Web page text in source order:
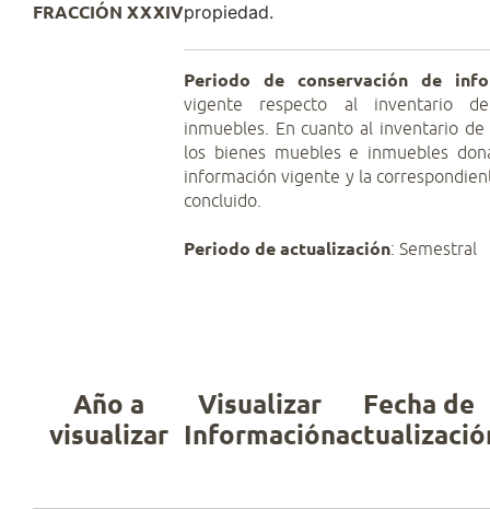
FRACCIÓN XXXIVpropiedad.
Periodo de conservación de
vigente respecto al inventario
inmuebles. En cuanto al inventario de
los bienes muebles e inmuebles
información vigente y la
concluido.
Periodo de actualización: Semestral
Año a
visualizar
Visualizar
Información
Fecha de